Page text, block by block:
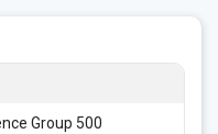
Group 500